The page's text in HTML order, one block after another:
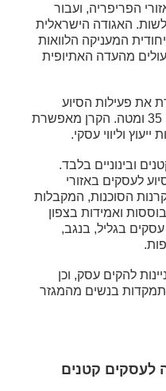
הפריפריה, ועבור
האגודה הישראלית
המעניקה הלוואות
מהעדה האתיופית
את פעילות הסיוע
הפיננסי עבור יזמים צעירים בני 35 ומטה. הקרן מאפשרת
וליווי עסקי.
ובינוניים בלבד.
לעסקים באזורי
הסוכנות, המקבלות
ואמידות בצפון
בגליל, בנגב,
להקים עסק, וכן
בנשים מהמגזר